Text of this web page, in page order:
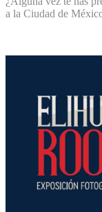
a la Ciudad de